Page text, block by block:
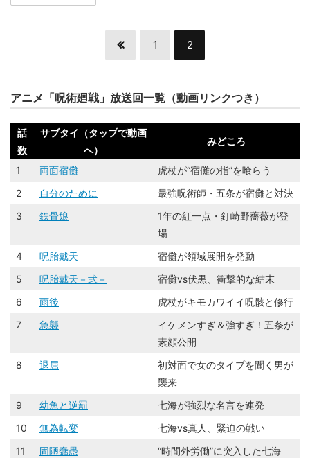
1 2
アニメ「呪術廻戦」放送回一覧（動画リンクつき）
話
数
サブタイ（タップで動画
へ）
みどころ
1 両面宿儺
虎杖が“宿儺の指”を喰らう
2
自分のために
最強呪術師・五条が宿儺と対決
3
鉄骨娘
1年の紅一点・釘崎野薔薇が登
場
4
呪胎戴天
宿儺が領域展開を発動
5
呪胎戴天－弐－
宿儺vs伏黒、衝撃的な結末
6
雨後
虎杖がキモカワイイ呪骸と修行
7
急襲
イケメンすぎ＆強すぎ！五条が
素顔公開
8
退屈
初対面で女のタイプを聞く男が
襲来
9
幼魚と逆罰
七海が強烈な名言を連発
10
無為転変
七海vs真人、緊迫の戦い
11
固陋蠢愚
“時間外労働”に突入した七海